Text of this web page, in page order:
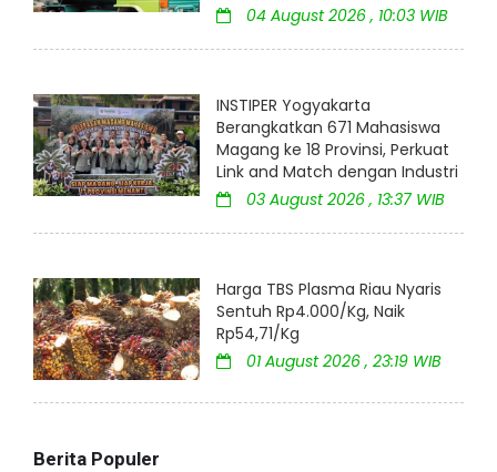
04 August 2026 , 10:03 WIB
INSTIPER Yogyakarta
Berangkatkan 671 Mahasiswa
Magang ke 18 Provinsi, Perkuat
Link and Match dengan Industri
03 August 2026 , 13:37 WIB
Harga TBS Plasma Riau Nyaris
Sentuh Rp4.000/Kg, Naik
Rp54,71/Kg
01 August 2026 , 23:19 WIB
Berita Populer